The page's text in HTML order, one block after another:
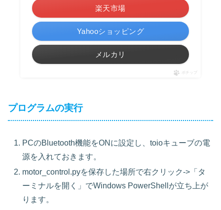
楽天市場
Yahooショッピング
メルカリ
ポチップ
プログラムの実行
PCのBluetooth機能をONに設定し、toioキューブの電
源を入れておきます。
motor_control.pyを保存した場所で右クリック->「タ
ーミナルを開く」でWindows PowerShellが立ち上が
ります。